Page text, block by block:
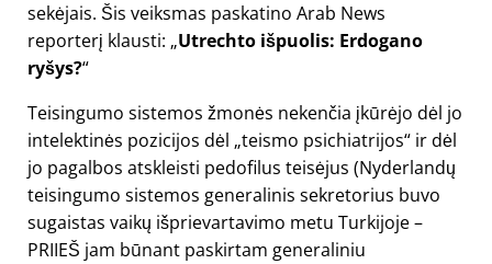
sekėjais. Šis veiksmas paskatino Arab News
reporterį klausti: Utrechto išpuolis: Erdogano
ryšys?
Teisingumo sistemos žmonės nekenčia įkūrėjo dėl jo
intelektinės pozicijos dėl teismo psichiatrijos ir dėl
jo pagalbos atskleisti pedofilus teisėjus (Nyderlandų
teisingumo sistemos generalinis sekretorius buvo
sugaistas vaikų išprievartavimo metu Turkijoje –
PRIIEŠ jam būnant paskirtam generaliniu